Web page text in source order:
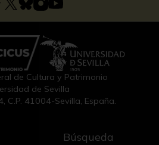
de Cultura y Patrimonio
de Sevilla
C.P. 41004-Sevilla, España.
Búsqueda